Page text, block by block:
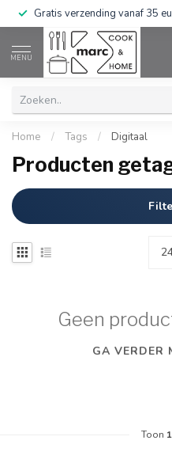
Gratis verzending vanaf 35
MENU
Home / Tags / Digitaal
Producten
Geen
GA VERDER
Toon 1